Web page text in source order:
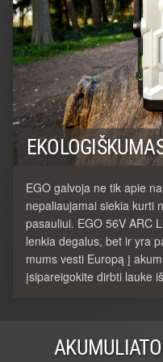
EGO galvoja ne tik apie
nepaliaujamai siekia kurti
pasauliui. EGO 56V ARC
lenkia degalus, bet ir yra
mums vesti Europą į
įsipareigokite dirbti lauke